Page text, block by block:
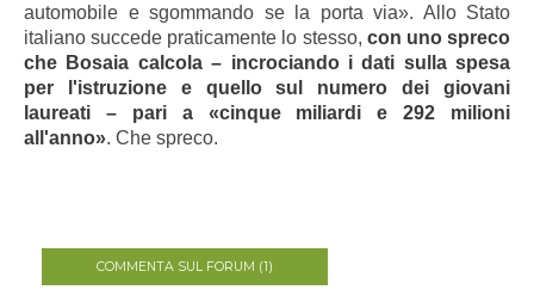
automobile e sgommando se la porta via». Allo Stato
italiano succede praticamente lo stesso, con uno spreco
che Bosaia calcola – incrociando i dati sulla spesa
per l'istruzione e quello sul numero dei giovani
laureati –pari a «cinque miliardi e 292 milioni
all'anno». Che spreco.
COMMENTA SUL FORUM (1)